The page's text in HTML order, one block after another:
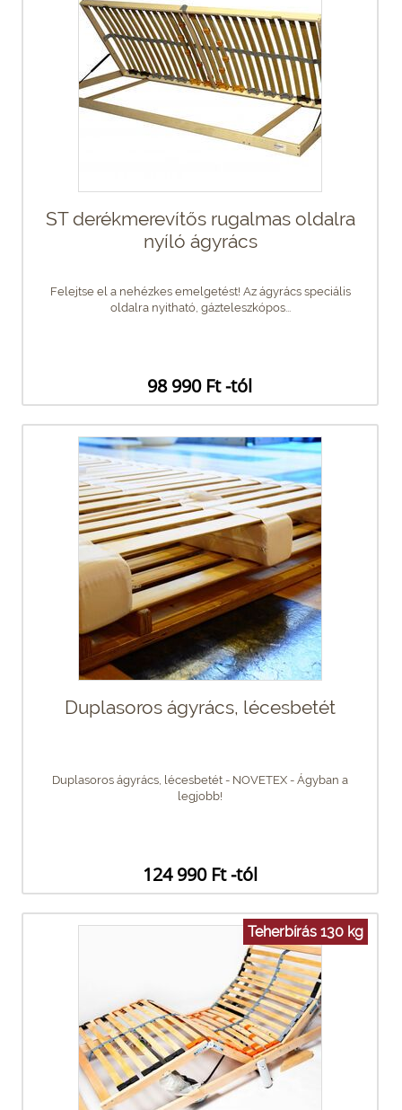
ST derékmerevítős rugalmas oldalra
nyíló ágyrács
Felejtse el a nehézkes emelgetést! Az ágyrács speciális
oldalra nyitható, gázteleszkópos...
98 990 Ft -tól
Duplasoros ágyrács, lécesbetét
Duplasoros ágyrács, lécesbetét - NOVETEX - Ágyban a
legjobb!
124 990 Ft -tól
Teherbírás 130 kg